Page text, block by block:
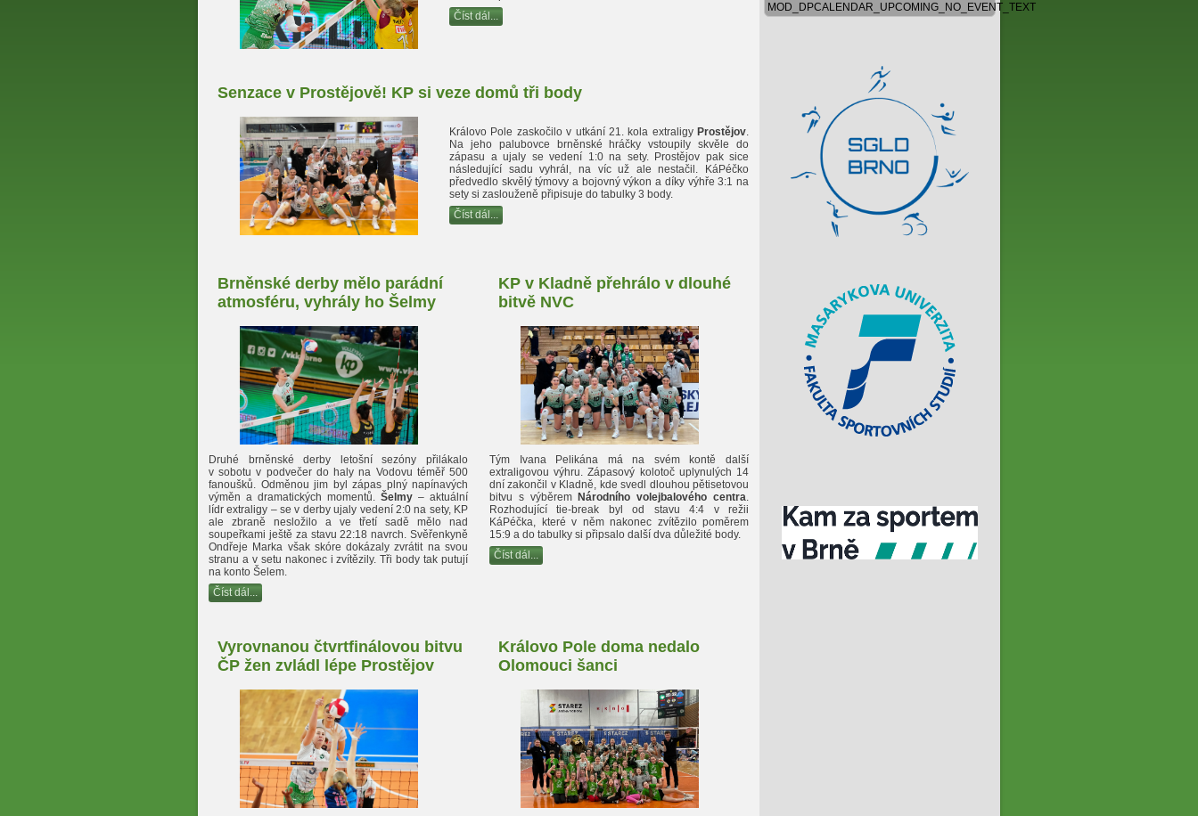
Číst dál...
Senzace v Prostějově! KP si veze domů tři body
Královo Pole zaskočilo v utkání 21. kola extraligy Prostějov.
Na jeho palubovce brněnské hráčky vstoupily skvěle do
zápasu a ujaly se vedení 1:0 na sety. Prostějov pak sice
následující sadu vyhrál, na víc už ale nestačil. KáPéčko
předvedlo skvělý týmovy a bojovný výkon a díky výhře 3:1 na
sety si zaslouženě připisuje do tabulky 3 body.
Číst dál...
Brněnské derby mělo parádní
atmosféru, vyhrály ho Šelmy
Druhé brněnské derby letošní sezóny přilákalo
v sobotu v podvečer do haly na Vodovu téměř 500
fanoušků. Odměnou jim byl zápas plný napínavých
výměn a dramatických momentů. Šelmy – aktuální
lídr extraligy – se v derby ujaly vedení 2:0 na sety, KP
ale zbraně nesložilo a ve třetí sadě mělo nad
soupeřkami ještě za stavu 22:18 navrch. Svěřenkyně
Ondřeje Marka však skóre dokázaly zvrátit na svou
stranu a v setu nakonec i zvítězily. Tři body tak putují
na konto Šelem.
Číst dál...
KP v Kladně přehrálo v dlouhé
bitvě NVC
Tým Ivana Pelikána má na svém kontě další
extraligovou výhru. Zápasový kolotoč uplynulých 14
dní zakončil v Kladně, kde svedl dlouhou pětisetovou
bitvu s výběrem Národního volejbalového centra.
Rozhodující tie-break byl od stavu 4:4 v režii
KáPéčka, které v něm nakonec zvítězilo poměrem
15:9 a do tabulky si připsalo další dva důležité body.
Číst dál...
Vyrovnanou čtvrtfinálovou bitvu
ČP žen zvládl lépe Prostějov
Královo Pole doma nedalo
Olomouci šanci
MOD_DPCALENDAR_UPCOMING_NO_EVENT_TEXT